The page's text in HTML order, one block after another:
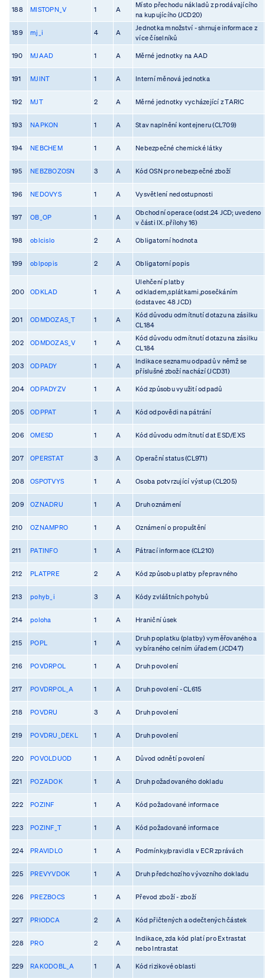
188 MISTOPN_V 1 A
Místo přechodu nákladů z prodávajícího
na kupujícího (JCD20)
189 mj_i 4 A
Jednotka množství - shrnuje informace z
více číselníků
190 MJAAD 1 A Měrné jednotky na AAD
191 MJINT 1 A Interní měnová jednotka
192 MJT 2 A Měrné jednotky vycházející z TARIC
193 NAPKON 1 A Stav naplnění kontejneru (CL709)
194 NEBCHEM 1 A Nebezpečné chemické látky
195 NEBZBOZOSN 3 A Kód OSN pro nebezpečné zboží
196 NEDOVYS 1 A Vysvětlení nedostupnosti
197 OB_OP 1 A
Obchodní operace (odst.24 JCD; uvedeno
v části IX. přílohy 16)
198 oblcislo 2 A Obligatorní hodnota
199 oblpopis 2 A Obligatorní popis
200 ODKLAD 1 A
Ulehčení platby
odkladem,splátkami,posečkáním
(odstavec 48 JCD)
201 ODMDOZAS_T 1 A
Kód důvodu odmítnutí dotazu na zásilku
CL184
202 ODMDOZAS_V 1 A
Kód důvodu odmítnutí dotazu na zásilku
CL184
203 ODPADY 1 A
Indikace seznamu odpadů v němž se
příslušné zboží nachází (JCD31)
204 ODPADYZV 1 A Kód způsobu využití odpadů
205 ODPPAT 1 A Kód odpovědi na pátrání
206 OMESD 1 A Kód důvodu odmítnutí dat ESD/EXS
207 OPERSTAT 3 A Operační status (CL971)
208 OSPOTVYS 1 A Osoba potvrzující výstup (CL205)
209 OZNADRU 1 A Druh oznámení
210 OZNAMPRO 1 A Oznámení o propuštění
211 PATINFO 1 A Pátrací informace (CL210)
212 PLATPRE 2 A Kód způsobu platby přepravného
213 pohyb_i 3 A Kódy zvláštních pohybů
214 poloha 1 A Hraniční úsek
215 POPL 1 A
Druh poplatku (platby) vyměřovaného a
vybíraného celním úřadem (JCD47)
216 POVDRPOL 1 A Druh povolení
217 POVDRPOL_A 1 A Druh povolení - CL615
218 POVDRU 3 A Druh povolení
219 POVDRU_DEKL 1 A Druh povolení
220 POVOLDUOD 1 A Důvod odnětí povolení
221 POZADOK 1 A Druh požadovaného dokladu
222 POZINF 1 A Kód požadované informace
223 POZINF_T 1 A Kód požadované informace
224 PRAVIDLO 1 A Podmínky/pravidla v ECR zprávách
225 PREVYVDOK 1 A Druh předchozího vývozního dokladu
226 PREZBOCS 1 A Převod zboží - zboží
227 PRIODCA 2 A Kód přičtených a odečtených částek
228 PRO 2 A
Indikace, zda kód platí pro Extrastat
nebo Intrastat
229 RAKODOBL_A 1 A Kód rizikové oblasti